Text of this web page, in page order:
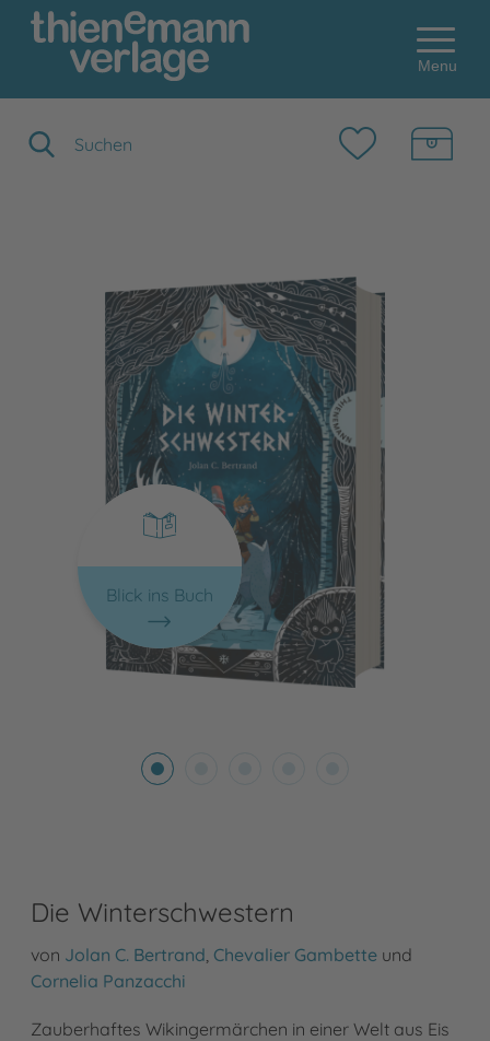
Menu
Blick ins Buch
Die Winterschwestern
von Jolan C. Bertrand Chevalier Gambette und
Cornelia Panzacchi
Zauberhaftes Wikingermärchen in einer Welt aus Eis